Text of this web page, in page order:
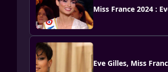
Miss France 2024 :
Eve Gilles, Miss